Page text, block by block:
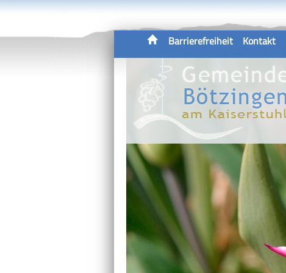
Barrierefreiheit Kontakt